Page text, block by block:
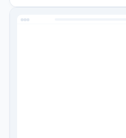
nhiều nhiệm vụ hàng
cá nhân.